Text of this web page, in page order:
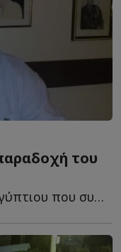
του
Η παραδοχή του 28χρονου Αιγύπτιου που συνελήφθη για τ...